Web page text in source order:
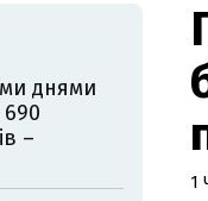
1
днями
690
–